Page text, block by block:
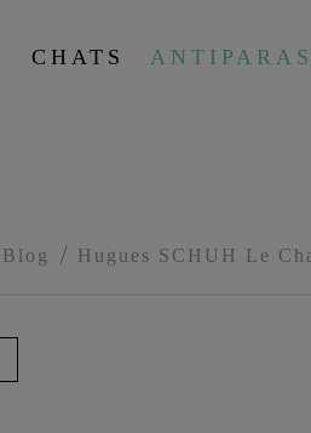
CHATS
Blog Hugues SCHUH Le